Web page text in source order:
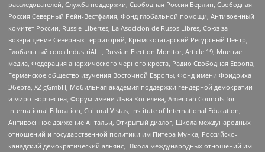
расследователей, Служба поддержки, Свободная Россия Берлин, Свободная
Россия Северный Рейн-Вестфалия, Фонд глобальной помощи, Антивоенный
комитет России, Russie-Libertes, La Asocicion de Rusos Libres, Союз за
возвращение Северных территорий, Крымскотатарский Ресурсный Центр,
Глобальный союз IndustriALL, Russian Election Monitor, Article 19, Мнение
медиа, Федерация анархического черного креста, Радио Свободная Европа,
Германское общество изучения Восточной Европы, Фонд имени Фридриха
Эберта, XZ gGmbH, Мобильная академия поддержки гендерной демократии
и миротворчества, Форум имени Льва Копелева, American Councils for
International Education, Cultural Vistas, Institute of International Education,
Антивоенное движение Антальи, Открытый диалог, Школа международных
отношений и государственной политики им Питера Мунка, Российско-
канадский демократический альянс, Школа международных отношений им